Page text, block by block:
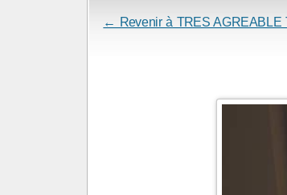
← Revenir à TRES AGREABLE